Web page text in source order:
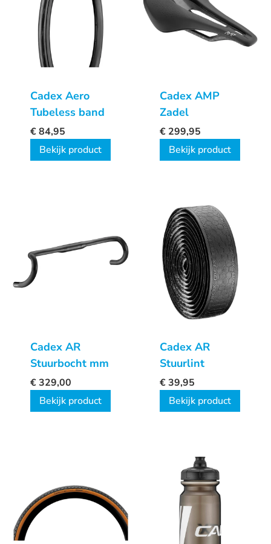
Cadex Aero
Tubeless band
€84,95
Bekijk product
Cadex AMP
Zadel
€ 299,95
Bekijk product
Cadex AR
Stuurbocht mm
€329,00
Bekijk product
Cadex AR
Stuurlint
€39,95
Bekijk product